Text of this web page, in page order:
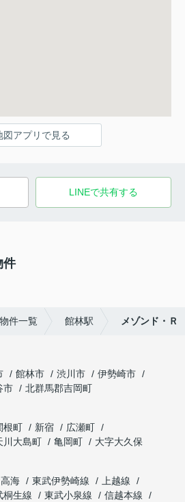
図アプリで見る
LINEで共有する
件
件一覧 館林駅 メゾンド・Ｒ
館林市 渋川市
伊勢崎市
市
北群馬郡吉岡町
根町 新宿
広瀬町
川大島町 亀岡町
大字大久保
海 東武伊勢崎線
上越線
桐生線 東武小泉線
信越本線